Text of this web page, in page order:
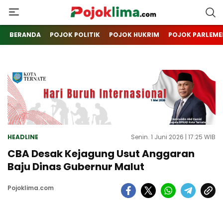
pojoklima.com
Mojokin
BERANDA POJOK POLITIK POJOK HUKRIM POJOK
HEADLINE Senin. 1 Juni 2026 | 17:25 WIB
CBA Desak Kejagung Usut Anggaran
Baju Dinas Gubernur Malut
Pojoklima.com